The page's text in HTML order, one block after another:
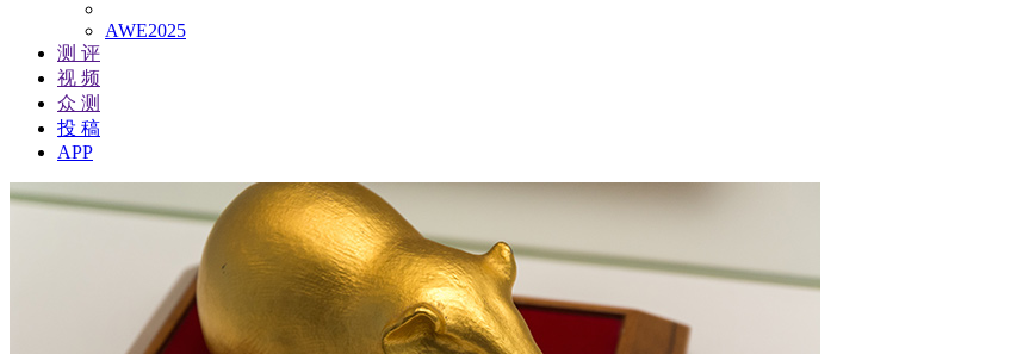
AWE2025
测 评
视 频
众 测
投 稿
APP